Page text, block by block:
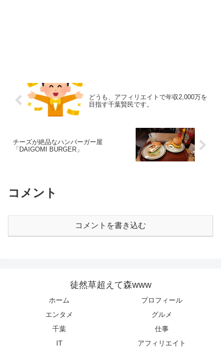
どうも、アフィリエイトで年収2,000万を
目指す千葉賢民です。
チーズが絶品なハンバーガー屋
「DAIGOMI BURGER」
コメント
コメントを書き込む
徒然草超えて森www
ホーム
プロフィール
エンタメ
グルメ
千葉
仕事
IT
アフィリエイト